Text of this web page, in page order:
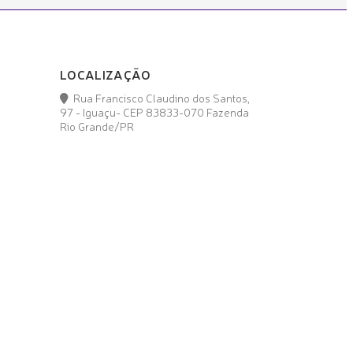
LOCALIZAÇÃO
Rua Francisco Claudino dos Santos,
97 - Iguaçu- CEP 83833-070 Fazenda
Rio Grande/PR